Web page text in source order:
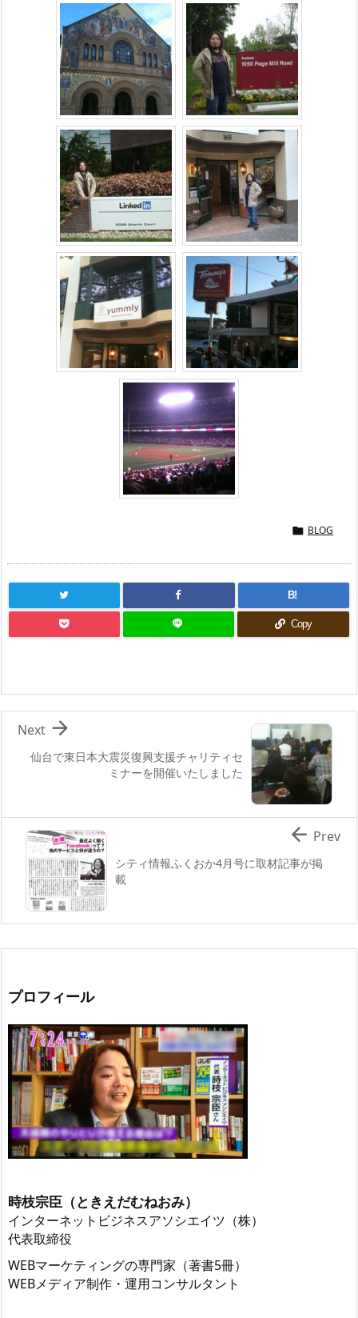
 BLOG
B!
Copy
仙台で東日本大震災復興支援チャリティセ
ミナーを開催いたしました

Next
シティ情報ふくおか4月号に取材記事が掲
載
 Prev
プロフィール
時枝宗臣（ときえだむねおみ）
インターネットビジネスアソシエイツ（株）
代表取締役
WEBマーケティングの専門家（著書5冊）
WEBメディア制作・運用コンサルタント